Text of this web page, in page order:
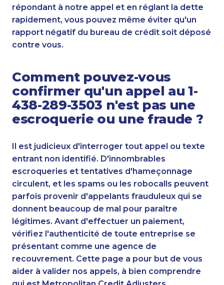
répondant à notre appel et en réglant la dette
rapidement, vous pouvez même éviter qu'un
rapport négatif du bureau de crédit soit déposé
contre vous.
Comment pouvez-vous
confirmer qu'un appel au 1-
438-289-3503 n'est pas une
escroquerie ou une fraude ?
Il est judicieux d'interroger tout appel ou texte
entrant non identifié. D'innombrables
escroqueries et tentatives d'hameçonnage
circulent, et les spams ou les robocalls peuvent
parfois provenir d'appelants frauduleux qui se
donnent beaucoup de mal pour paraître
légitimes. Avant d'effectuer un paiement,
vérifiez l'authenticité de toute entreprise se
présentant comme une agence de
recouvrement. Cette page a pour but de vous
aider à valider nos appels, à bien comprendre